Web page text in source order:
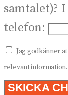
samtalet)?
telefon:
Jag godkänner
relevant
SKICKA